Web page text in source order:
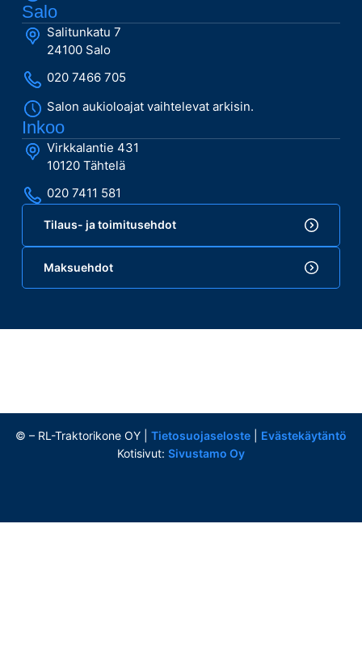
Salo
Salitunkatu 7
24100 Salo
020 7466 705
Salon aukioloajat vaihtelevat arkisin.
Inkoo
Virkkalantie 431
10120 Tähtelä
020 7411 581
Tilaus- ja toimitusehdot
Maksuehdot
© – RL-Traktorikone OY | Tietosuojaseloste
Evästekäytäntö
Kotisivut: Sivustamo Oy